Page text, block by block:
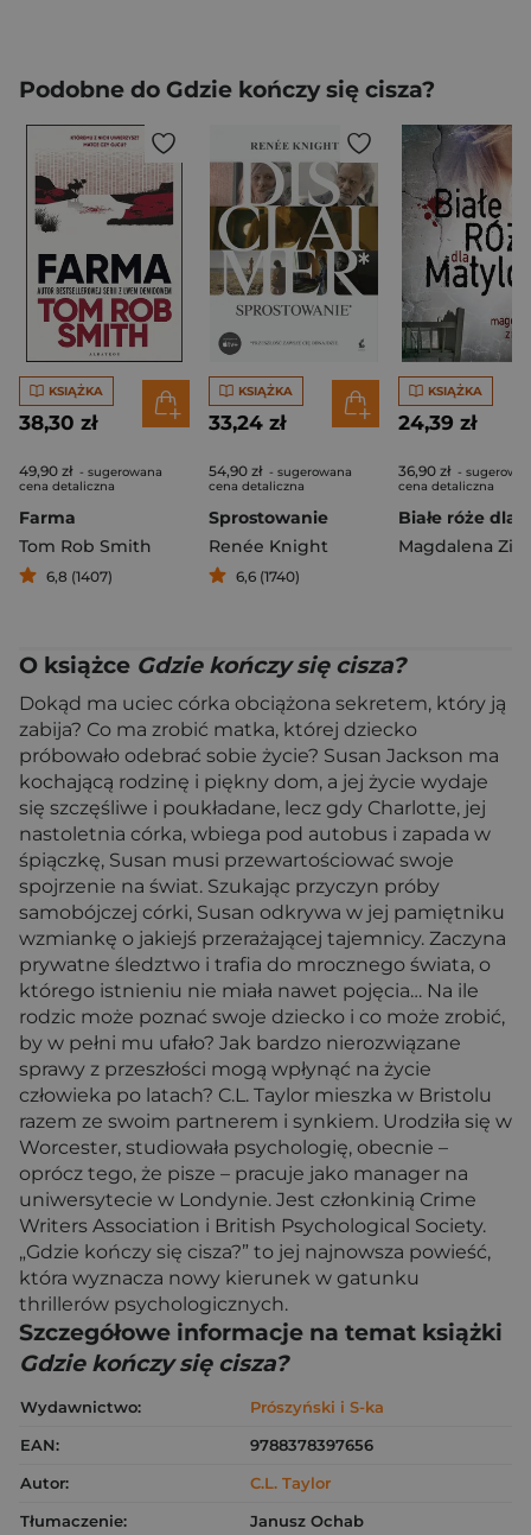
Podobne do Gdzie kończy się cisza?
KSIĄŻKA
38,30 zł
49,90 zł - sugerowana
cena detaliczna
Farma
Tom Rob Smith
6,8 (1407)
KSIĄŻKA
33,24 zł
54,90 zł - sugerowana
cena detaliczna
Sprostowanie
Renée Knight
6,6 (1740)
KSIĄŻKA
24,39 zł
36,90 zł -
cena detaliczna
Magdalena
O książce Gdzie kończy się cisza?
Dokąd ma uciec córka obciążona sekretem, który ją
zabija? Co ma zrobić matka, której dziecko
próbowało odebrać sobie życie? Susan Jackson ma
kochającą rodzinę i piękny dom, a jej życie wydaje
się szczęśliwe i poukładane, lecz gdy Charlotte, jej
nastoletnia córka, wbiega pod autobus i zapada w
śpiączkę, Susan musi przewartościować swoje
spojrzenie na świat. Szukając przyczyn próby
samobójczej córki, Susan odkrywa w jej pamiętniku
wzmiankę o jakiejś przerażającej tajemnicy. Zaczyna
prywatne śledztwo i trafia do mrocznego świata, o
którego istnieniu nie miała nawet pojęcia… Na ile
rodzic może poznać swoje dziecko i co może zrobić,
by w pełni mu ufało? Jak bardzo nierozwiązane
sprawy z przeszłości mogą wpłynąć na życie
człowieka po latach? C.L. Taylor mieszka w Bristolu
razem ze swoim partnerem i synkiem. Urodziła się w
Worcester, studiowała psychologię, obecnie –
oprócz tego, że pisze – pracuje jako manager na
uniwersytecie w Londynie. Jest członkinią Crime
Writers Association i British Psychological Society.
„Gdzie kończy się cisza?” to jej najnowsza powieść,
która wyznacza nowy kierunek w gatunku
thrillerów psychologicznych.
Szczegółowe informacje na temat książki
Gdzie kończy się cisza?
Wydawnictwo:
Prószyński i S-ka
EAN:
9788378397656
Autor:
C.L. Taylor
Tłumaczenie:
Janusz Ochab